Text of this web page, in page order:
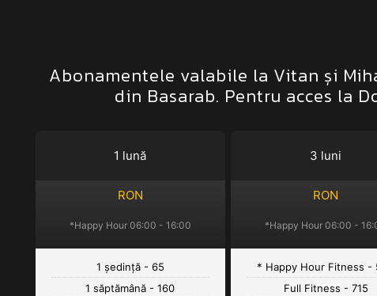
Abonamentele valabile la Vitan și
din Basarab. Pentru acces la
1 lună
RON
*Happy Hour 06:00 - 16:00
1 ședință - 65
1 săptămână - 160
3 luni
RON
*Happy Hour 06:00 -
* Happy Hour Fitness -
Full Fitness - 715